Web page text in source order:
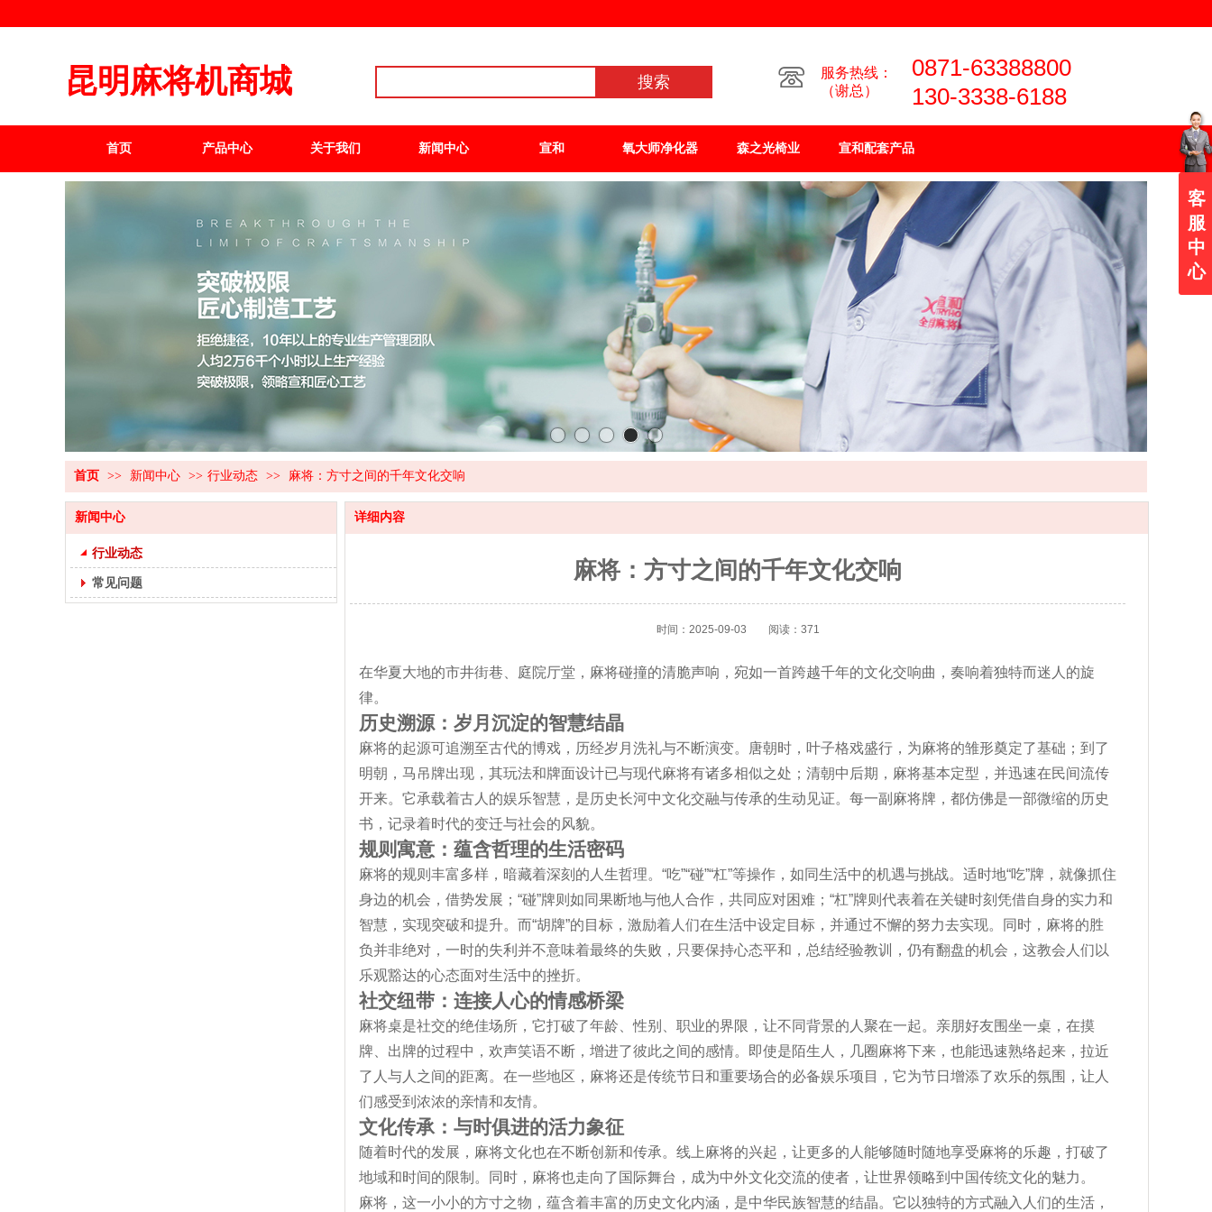
搜索
昆明麻将机商城
服务热线：
（谢总）
0871-63388800
130-3338-6188
首页 产品中心 关于我们 新闻中心 宣和 氧大师净化器 森之光椅业 宣和配套产品
首页 >> 新闻中心 >> 行业动态 >> 麻将：方寸之间的千年文化交响
新闻中心
行业动态
常见问题
详细内容
麻将：方寸之间的千年文化交响
时间：2025-09-03 阅读：371
在华夏大地的市井街巷、庭院厅堂，麻将碰撞的清脆声响，宛如一首跨越千年的文化交响曲，奏响着独特而迷人的旋
律。
历史溯源：岁月沉淀的智慧结晶
麻将的起源可追溯至古代的博戏，历经岁月洗礼与不断演变。唐朝时，叶子格戏盛行，为麻将的雏形奠定了基础；到了
明朝，马吊牌出现，其玩法和牌面设计已与现代麻将有诸多相似之处；清朝中后期，麻将基本定型，并迅速在民间流传
开来。它承载着古人的娱乐智慧，是历史长河中文化交融与传承的生动见证。每一副麻将牌，都仿佛是一部微缩的历史
书，记录着时代的变迁与社会的风貌。
规则寓意：蕴含哲理的生活密码
麻将的规则丰富多样，暗藏着深刻的人生哲理。“吃”“碰”“杠”等操作，如同生活中的机遇与挑战。适时地“吃”牌，就像抓住
身边的机会，借势发展；“碰”牌则如同果断地与他人合作，共同应对困难；“杠”牌则代表着在关键时刻凭借自身的实力和
智慧，实现突破和提升。而“胡牌”的目标，激励着人们在生活中设定目标，并通过不懈的努力去实现。同时，麻将的胜
负并非绝对，一时的失利并不意味着最终的失败，只要保持心态平和，总结经验教训，仍有翻盘的机会，这教会人们以
乐观豁达的心态面对生活中的挫折。
社交纽带：连接人心的情感桥梁
麻将桌是社交的绝佳场所，它打破了年龄、性别、职业的界限，让不同背景的人聚在一起。亲朋好友围坐一桌，在摸
牌、出牌的过程中，欢声笑语不断，增进了彼此之间的感情。即使是陌生人，几圈麻将下来，也能迅速熟络起来，拉近
了人与人之间的距离。在一些地区，麻将还是传统节日和重要场合的必备娱乐项目，它为节日增添了欢乐的氛围，让人
们感受到浓浓的亲情和友情。
文化传承：与时俱进的活力象征
随着时代的发展，麻将文化也在不断创新和传承。线上麻将的兴起，让更多的人能够随时随地享受麻将的乐趣，打破了
地域和时间的限制。同时，麻将也走向了国际舞台，成为中外文化交流的使者，让世界领略到中国传统文化的魅力。
麻将，这一小小的方寸之物，蕴含着丰富的历史文化内涵，是中华民族智慧的结晶。它以独特的方式融入人们的生活，
客
服
中
心